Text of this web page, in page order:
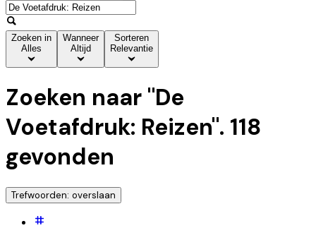
Zoeken in
Alles
Wanneer
Altijd
Sorteren
Relevantie
Zoeken naar "De
Voetafdruk: Reizen". 118
gevonden
Trefwoorden: overslaan